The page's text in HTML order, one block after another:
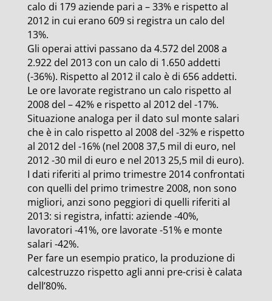
calo di 179 aziende pari a – 33% e rispetto al
2012 in cui erano 609 si registra un calo del
13%.
Gli operai attivi passano da 4.572 del 2008 a
2.922 del 2013 con un calo di 1.650 addetti
(-36%). Rispetto al 2012 il calo è di 656 addetti.
Le ore lavorate registrano un calo rispetto al
2008 del – 42% e rispetto al 2012 del -17%.
Situazione analoga per il dato sul monte salari
che è in calo rispetto al 2008 del -32% e rispetto
al 2012 del -16% (nel 2008 37,5 mil di euro, nel
2012 -30 mil di euro e nel 2013 25,5 mil di euro).
I dati riferiti al primo trimestre 2014 confrontati
con quelli del primo trimestre 2008, non sono
migliori, anzi sono peggiori di quelli riferiti al
2013: si registra, infatti: aziende -40%,
lavoratori -41%, ore lavorate -51% e monte
salari -42%.
Per fare un esempio pratico, la produzione di
calcestruzzo rispetto agli anni pre-crisi è calata
dell’80%.